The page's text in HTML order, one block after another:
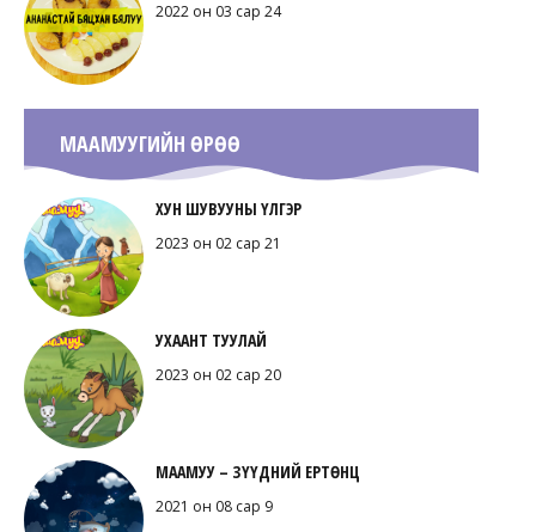
2022 он 03 сар 24
МААМУУГИЙН ӨРӨӨ
ХУН ШУВУУНЫ ҮЛГЭР
2023 он 02 сар 21
УХААНТ ТУУЛАЙ
2023 он 02 сар 20
МААМУУ – ЗҮҮДНИЙ ЕРТӨНЦ
2021 он 08 сар 9